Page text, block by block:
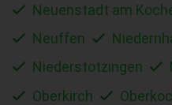
Neuenstadt am
Neuffen
Niederstotzingen
Oberkirch